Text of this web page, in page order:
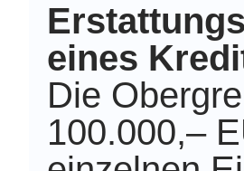
eines
Die
100.000,–